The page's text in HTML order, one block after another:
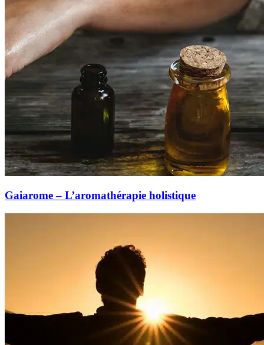
Gaiarome – L’aromathérapie holistique